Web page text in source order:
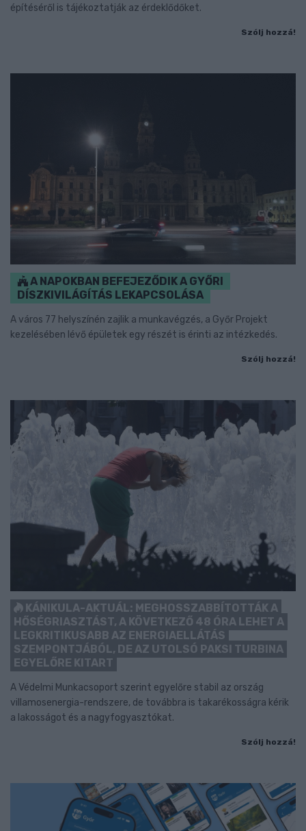
építéséről is tájékoztatják az érdeklődőket.
Szólj hozzá!
A NAPOKBAN BEFEJEZŐDIK A GYŐRI
DÍSZKIVILÁGÍTÁS LEKAPCSOLÁSA
A város 77 helyszínén zajlik a munkavégzés, a Győr Projekt
kezelésében lévő épületek egy részét is érinti az intézkedés.
Szólj hozzá!
KÁNIKULA-AKTUÁL: MEGHOSSZABBÍTOTTÁK A
HŐSÉGRIASZTÁST, A KÖVETKEZŐ 48 ÓRA LEHET A
LEGKRITIKUSABB AZ ENERGIAELLÁTÁS
SZEMPONTJÁBÓL, DE AZ UTOLSÓ PAKSI TURBINA
EGYELŐRE KITART
A Védelmi Munkacsoport szerint egyelőre stabil az ország
villamosenergia-rendszere, de továbbra is takarékosságra kérik
a lakosságot és a nagyfogyasztókat.
Szólj hozzá!